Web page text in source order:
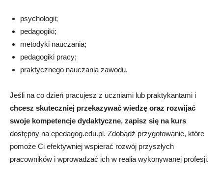
psychologii;
pedagogiki;
metodyki nauczania;
pedagogiki pracy;
praktycznego nauczania zawodu.
Jeśli na co dzień pracujesz z uczniami lub praktykantami i
chcesz skuteczniej przekazywać wiedzę oraz rozwijać
swoje kompetencje dydaktyczne, zapisz się na kurs
dostępny na epedagog.edu.pl. Zdobądź przygotowanie, które
pomoże Ci efektywniej wspierać rozwój przyszłych
pracowników i wprowadzać ich w realia wykonywanej profesji.